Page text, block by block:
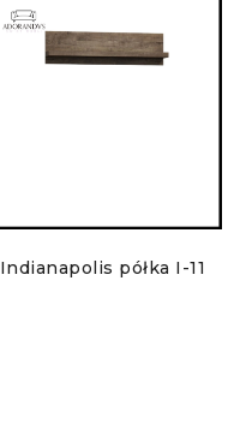
Indianapolis półka I-11